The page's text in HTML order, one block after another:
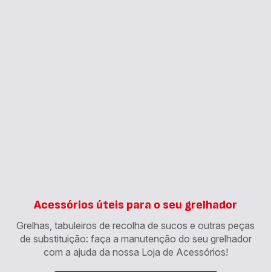
Acessórios úteis para o seu grelhador
Grelhas, tabuleiros de recolha de sucos e outras peças
de substituição: faça a manutenção do seu grelhador
com a ajuda da nossa Loja de Acessórios!